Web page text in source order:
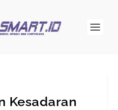
Kesadaran